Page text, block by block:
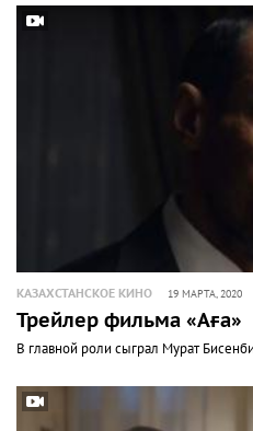
КАЗАХСТАНСКОЕ КИНО 19 МАРТА, 2020
Трейлер фильма «Аға»
В главной роли сыграл Мурат